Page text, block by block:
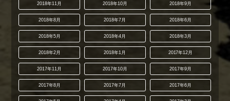
2018年11月 2018年10月 2018年9月
2018年8月 2018年7月 2018年6月
2018年5月 2018年4月 2018年3月
2018年2月 2018年1月 2017年12月
2017年11月 2017年10月 2017年9月
2017年8月 2017年7月 2017年6月